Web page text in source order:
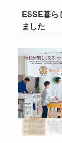
ESSE暮ら
ました